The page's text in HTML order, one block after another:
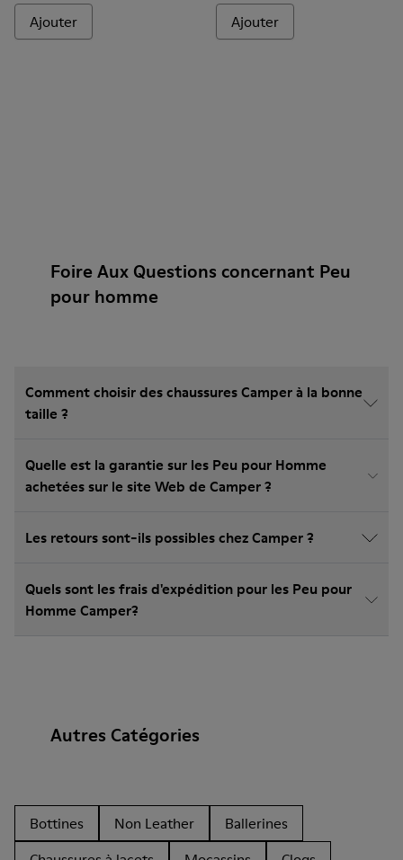
Ajouter Ajouter
Foire Aux Questions concernant Peu
pour homme
Comment choisir des chaussures Camper à la bonne
taille ?
Quelle est la garantie sur les Peu pour Homme
achetées sur le site Web de Camper ?
Les retours sont-ils possibles chez Camper ?
Quels sont les frais d'expédition pour les Peu pour
Homme Camper?
Autres Catégories
Bottines Non Leather
Ballerines